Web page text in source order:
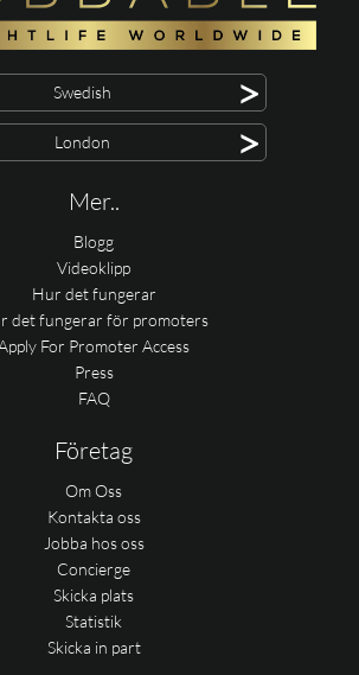
Swedish >
London >
Mer..
Blogg
Videoklipp
Hur det fungerar
det fungerar för promoters
For Promoter Access
Press
FAQ
Företag
Om Oss
Kontakta oss
Jobba hos oss
Concierge
Skicka plats
Statistik
Skicka in part